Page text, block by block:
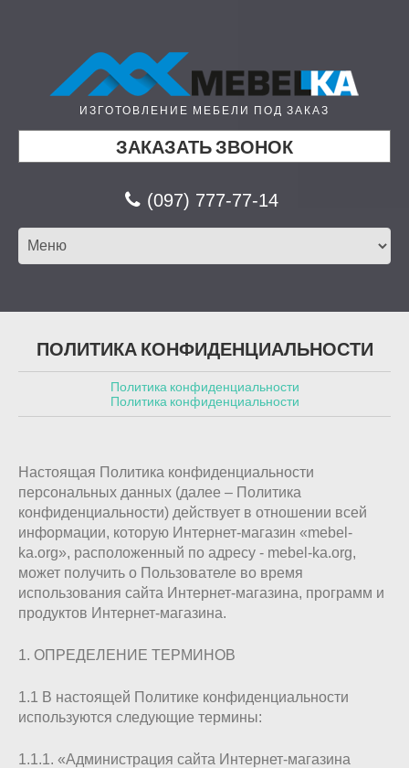
ИЗГОТОВЛЕНИЕ МЕБЕЛИ ПОД ЗАКАЗ
ЗАКАЗАТЬ ЗВОНОК
(097) 777-77-14
ПОЛИТИКА КОНФИДЕНЦИАЛЬНОСТИ
Политика конфиденциальности
Политика конфиденциальности
Настоящая Политика конфиденциальности
персональных данных (далее – Политика
конфиденциальности) действует в отношении всей
информации, которую Интернет-магазин «mebel-
ka.org», расположенный по адресу - mebel-ka.org,
может получить о Пользователе во время
использования сайта Интернет-магазина, программ и
продуктов Интернет-магазина.
1. ОПРЕДЕЛЕНИЕ ТЕРМИНОВ
1.1 В настоящей Политике конфиденциальности
используются следующие термины:
1.1.1. «Администрация сайта Интернет-магазина